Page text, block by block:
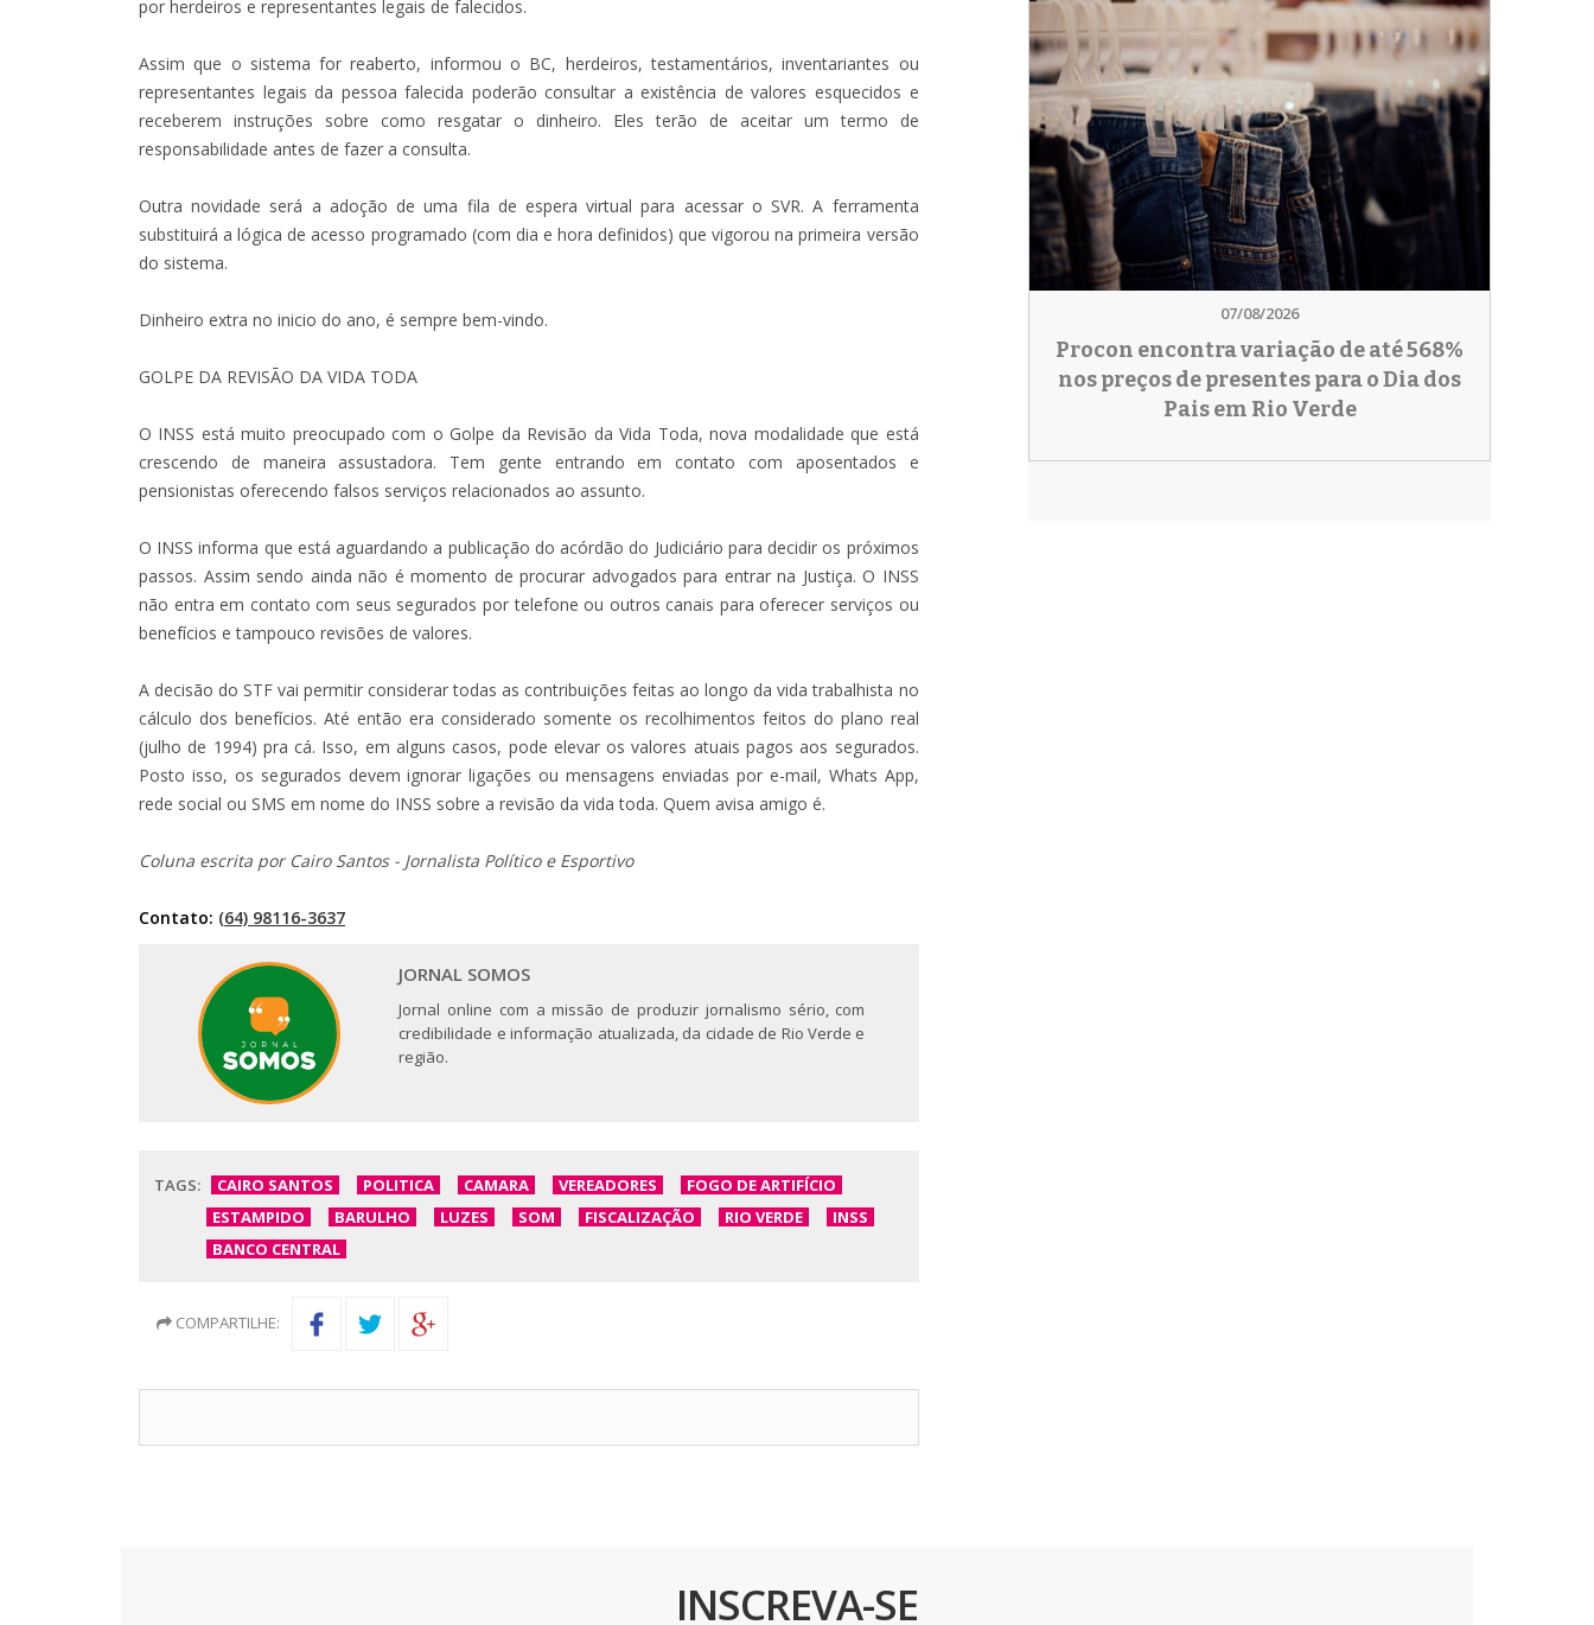
por herdeiros e representantes legais de falecidos.
Assim que o sistema for reaberto, informou o BC, herdeiros, testamentários, inventariantes ou
representantes legais da pessoa falecida poderão consultar a existência de valores esquecidos e
receberem instruções sobre como resgatar o dinheiro. Eles terão de aceitar um termo de
responsabilidade antes de fazer a consulta.
Outra novidade será a adoção de uma fila de espera virtual para acessar o SVR. A ferramenta
substituirá a lógica de acesso programado (com dia e hora definidos) que vigorou na primeira versão
do sistema.
Dinheiro extra no inicio do ano, é sempre bem-vindo.
GOLPE DA REVISÃO DA VIDA TODA
O INSS está muito preocupado com o Golpe da Revisão da Vida Toda, nova modalidade que está
crescendo de maneira assustadora. Tem gente entrando em contato com aposentados e
pensionistas oferecendo falsos serviços relacionados ao assunto.
O INSS informa que está aguardando a publicação do acórdão do Judiciário para decidir os próximos
passos. Assim sendo ainda não é momento de procurar advogados para entrar na Justiça. O INSS
não entra em contato com seus segurados por telefone ou outros canais para oferecer serviços ou
benefícios e tampouco revisões de valores.
A decisão do STF vai permitir considerar todas as contribuições feitas ao longo da vida trabalhista no
cálculo dos benefícios. Até então era considerado somente os recolhimentos feitos do plano real
(julho de 1994) pra cá. Isso, em alguns casos, pode elevar os valores atuais pagos aos segurados.
Posto isso, os segurados devem ignorar ligações ou mensagens enviadas por e-mail, Whats App,
rede social ou SMS em nome do INSS sobre a revisão da vida toda. Quem avisa amigo é.
Coluna escrita por Cairo Santos - Jornalista Político e Esportivo
Contato: (64) 98116-3637
JORNAL SOMOS
Jornal online com a missão de produzir jornalismo sério, com
credibilidade e informação atualizada, da cidade de Rio Verde e
região.
TAGS: CAIRO SANTOS POLITICA CAMARA VEREADORES
FOGO DE ARTIFÍCIO
ESTAMPIDO
BARULHO LUZES SOM FISCALIZAÇÃO RIO VERDE
INSS
BANCO CENTRAL
COMPARTILHE:
07/08/2026
Procon encontra variação de até 568%
nos preços de presentes para o Dia dos
Pais em Rio Verde
INSCREVA-SE